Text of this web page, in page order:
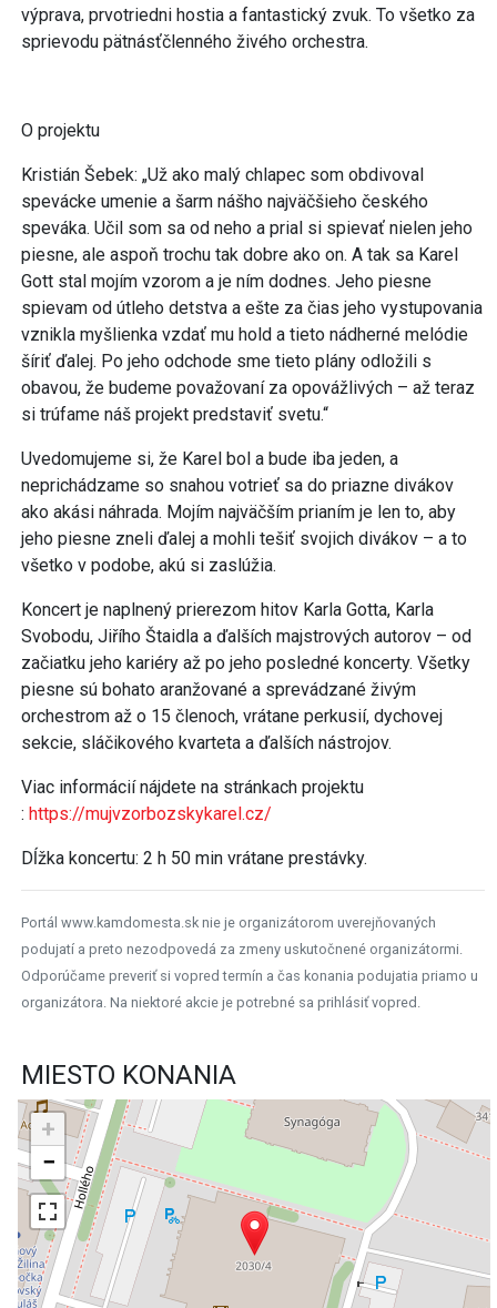
výprava, prvotriedni hostia a fantastický zvuk. To všetko za
sprievodu pätnásťčlenného živého orchestra.
O projektu
Kristián Šebek: „Už ako malý chlapec som obdivoval
spevácke umenie a šarm nášho najväčšieho českého
speváka. Učil som sa od neho a prial si spievať nielen jeho
piesne, ale aspoň trochu tak dobre ako on. A tak sa Karel
Gott stal mojím vzorom a je ním dodnes. Jeho piesne
spievam od útleho detstva a ešte za čias jeho vystupovania
vznikla myšlienka vzdať mu hold a tieto nádherné melódie
šíriť ďalej. Po jeho odchode sme tieto plány odložili s
obavou, že budeme považovaní za opovážlivých – až teraz
si trúfame náš projekt predstaviť svetu.“
Uvedomujeme si, že Karel bol a bude iba jeden, a
neprichádzame so snahou votrieť sa do priazne divákov
ako akási náhrada. Mojím najväčším prianím je len to, aby
jeho piesne zneli ďalej a mohli tešiť svojich divákov – a to
všetko v podobe, akú si zaslúžia.
Koncert je naplnený prierezom hitov Karla Gotta, Karla
Svobodu, Jiřího Štaidla a ďalších majstrových autorov – od
začiatku jeho kariéry až po jeho posledné koncerty. Všetky
piesne sú bohato aranžované a sprevádzané živým
orchestrom až o 15 členoch, vrátane perkusií, dychovej
sekcie, sláčikového kvarteta a ďalších nástrojov.
Viac informácií nájdete na stránkach projektu
: https://mujvzorbozskykarel.cz/
Dĺžka koncertu: 2 h 50 min vrátane prestávky.
Portál www.kamdomesta.sk nie je organizátorom uverejňovaných
podujatí a preto nezodpovedá za zmeny uskutočnené organizátormi.
Odporúčame preveriť si vopred termín a čas konania podujatia priamo u
organizátora. Na niektoré akcie je potrebné sa prihlásiť vopred.
MIESTO KONANIA
+
−